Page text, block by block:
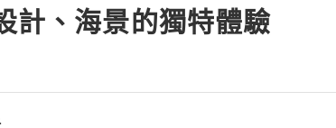
計、海景的獨特體驗